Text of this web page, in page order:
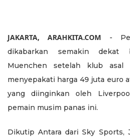
JAKARTA, ARAHKITA.COM -
dikabarkan semakin dekat
Muenchen setelah klub asal
menyepakati harga 49 juta euro
yang diinginkan oleh
pemain musim panas ini.
Dikutip Antara dari Sky Sports,